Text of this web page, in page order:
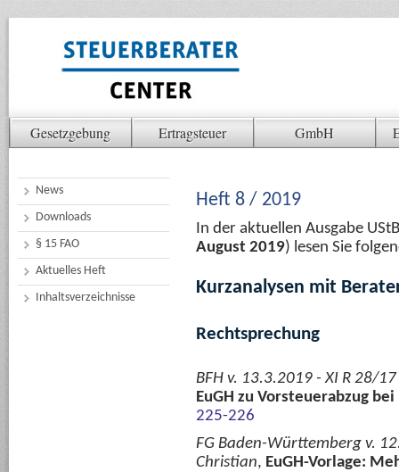
Gesetzgebung Ertragsteuer GmbH
News
Downloads
§ 15 FAO
Aktuelles Heft
Inhaltsverzeichnisse
Heft 8 / 2019
In der aktuellen Ausgabe
August 2019) lesen Sie
Kurzanalysen mit
Rechtsprechung
BFH v. 13.3.2019 - XI R 28/
EuGH zu Vorsteuerabzug
225-226
FG Baden-Württemberg v.
Christian, EuGH-Vorlage: